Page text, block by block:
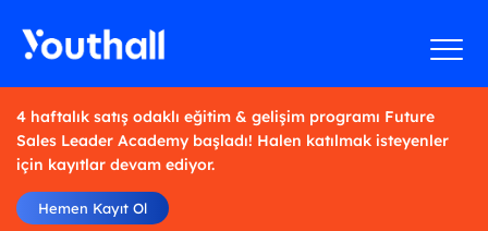
4 haftalık satış odaklı eğitim & gelişim programı Future
Sales Leader Academy başladı! Halen katılmak isteyenler
için kayıtlar devam ediyor.
Hemen Kayıt Ol